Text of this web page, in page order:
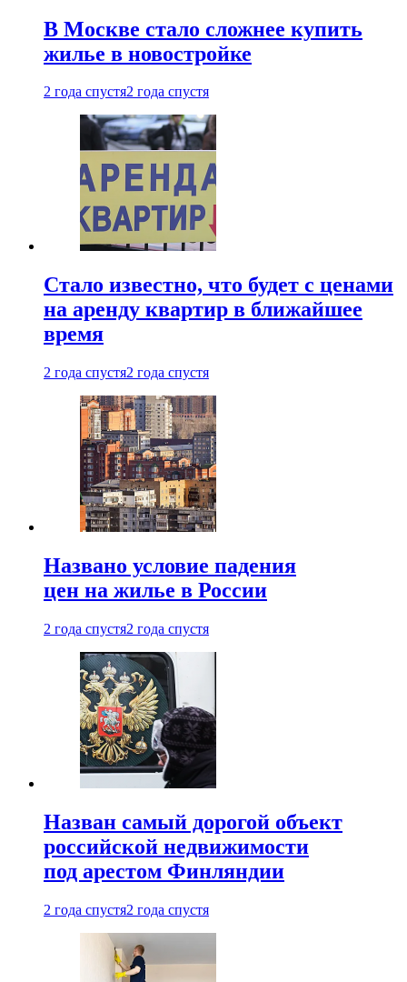
В Москве стало сложнее купить
жилье в новостройке
2 года спустя2 года спустя
Стало известно, что будет с ценами
на аренду квартир в ближайшее
время
2 года спустя2 года спустя
Названо условие падения
цен на жилье в России
2 года спустя2 года спустя
Назван самый дорогой объект
российской недвижимости
под арестом Финляндии
2 года спустя2 года спустя